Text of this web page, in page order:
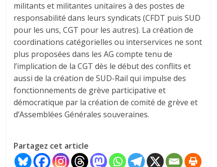
militants et militantes unitaires à des postes de
responsabilité dans leurs syndicats (CFDT puis SUD
pour les uns, CGT pour les autres). La création de
coordinations catégorielles ou interservices ne sont
plus proposées dans les AG compte tenu de
l’implication de la CGT dès le début des conflits et
aussi de la création de SUD-Rail qui impulse des
fonctionnements de grève participative et
démocratique par la création de comité de grève et
d’Assemblées Générales souveraines.
Partagez cet article